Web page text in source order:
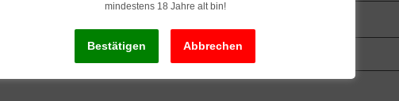
18mg
mindestens 18 Jahre alt bin!